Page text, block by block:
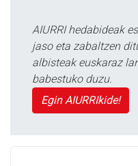
AIURRI hedabideak
jaso eta zabaltzen
albisteak euskaraz
babestuko duzu.
Egin AIURRIkide!